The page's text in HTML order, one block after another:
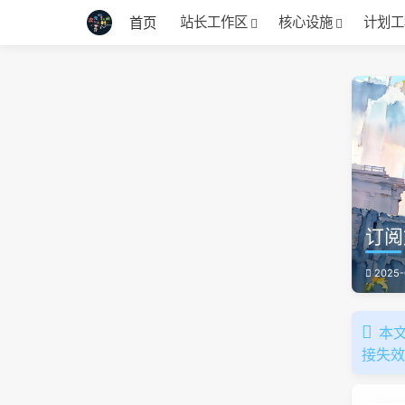
首页 站长工作区 核心设施 计划
订
本
接失